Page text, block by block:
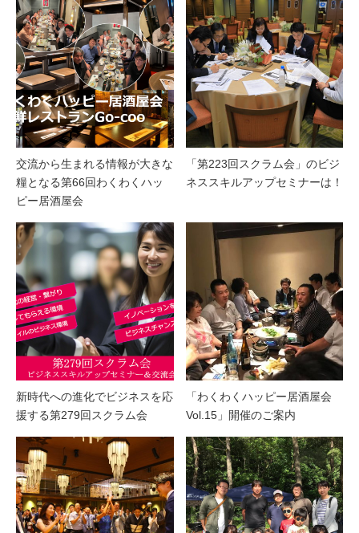
交流から生まれる情報が大きな
糧となる第66回わくわくハッ
ピー居酒屋会
「第223回スクラム会」のビジ
ネススキルアップセミナーは！
新時代への進化でビジネスを応
援する第279回スクラム会
「わくわくハッピー居酒屋会
Vol.15」開催のご案内